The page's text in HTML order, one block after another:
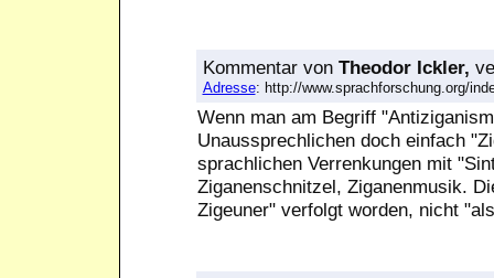
Kommentarvon Theodor Ickler,
Adresse: http://www.sprachforschung.org/
Wenn man am Begriff
Unaussprechlichen doch einfach
sprachlichen Verrenkungen mit
Ziganenschnitzel, Ziganenmusik.
Zigeuner" verfolgt worden, nicht